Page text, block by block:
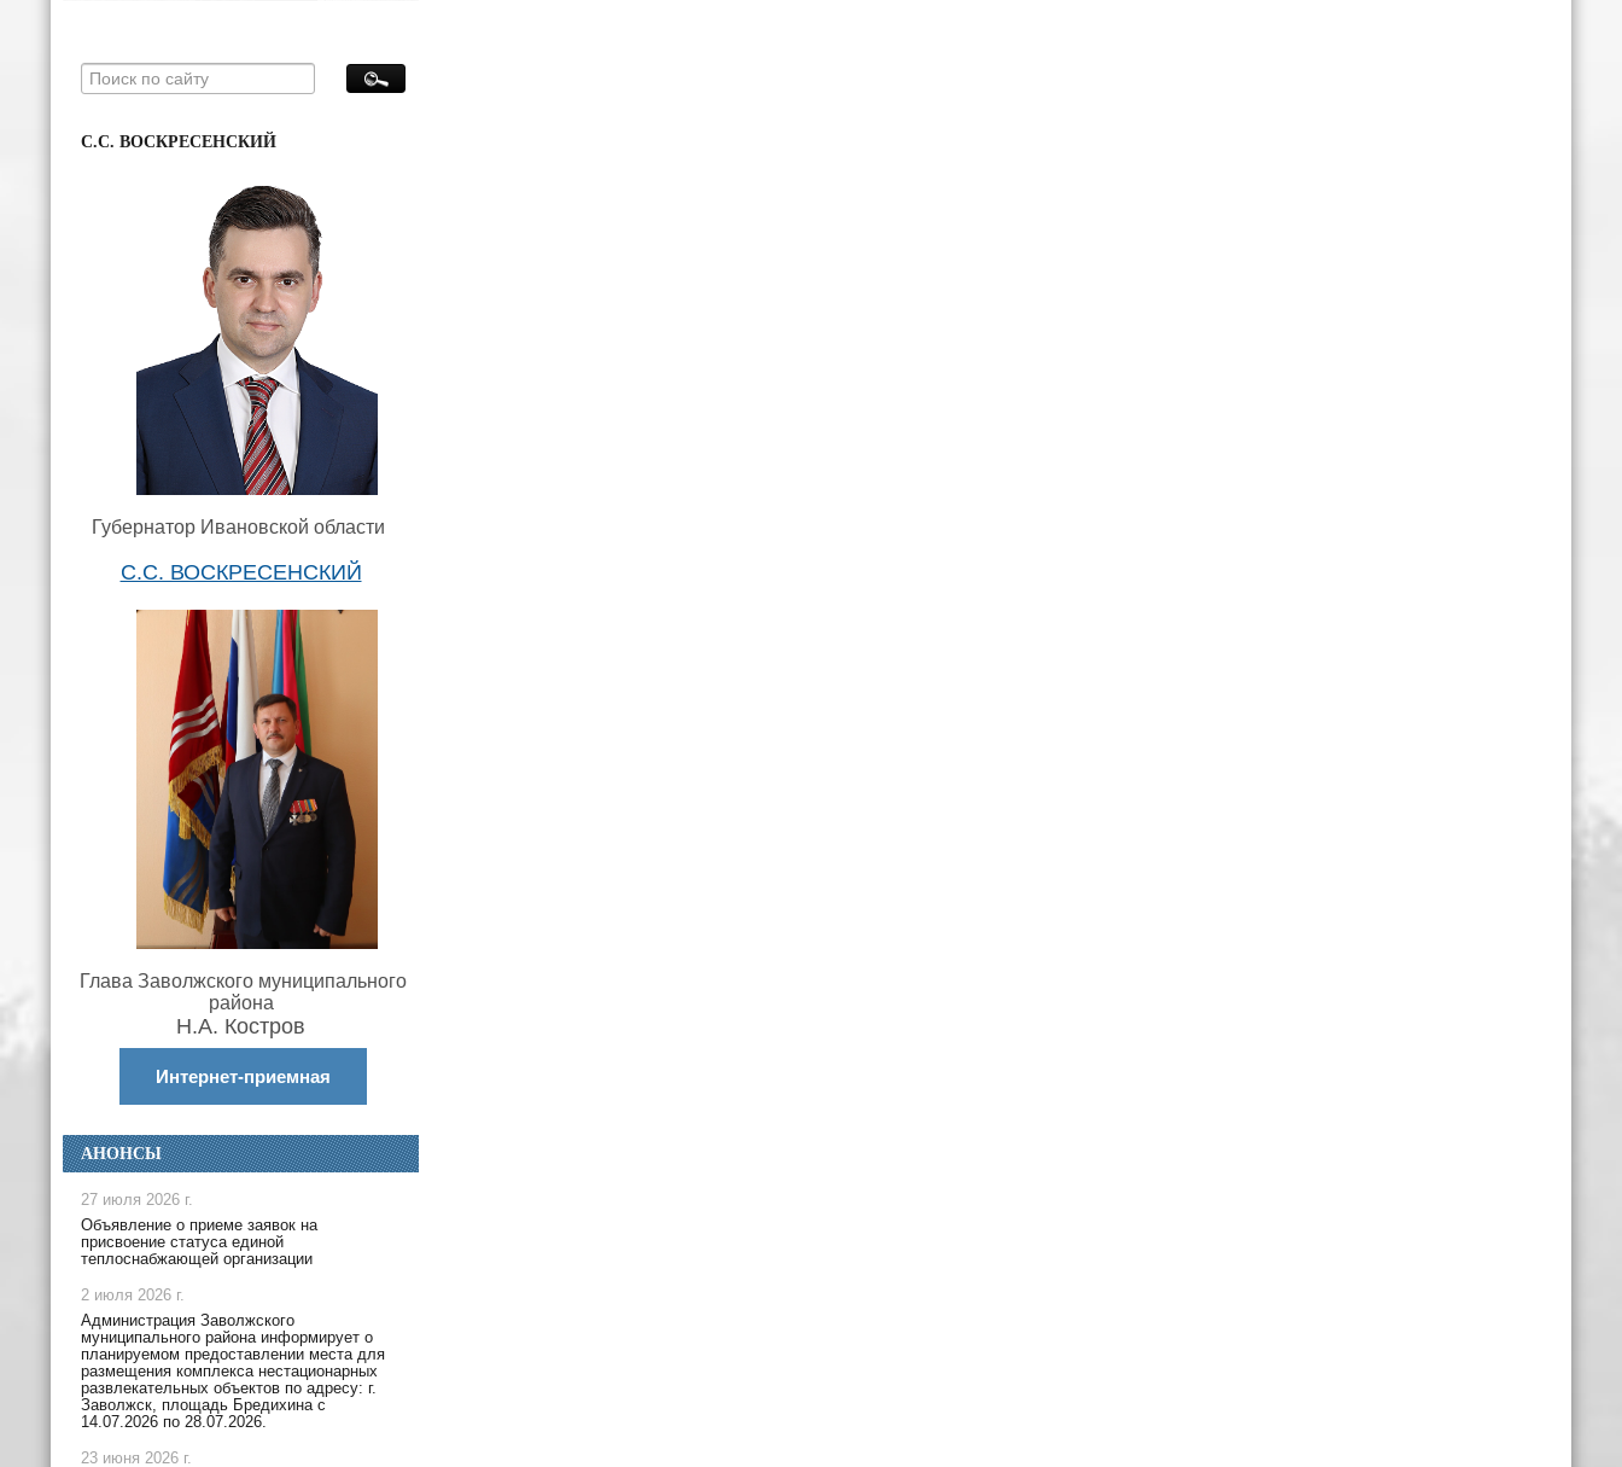
С.С. ВОСКРЕСЕНСКИЙ
Губернатор Ивановской области
С.С. ВОСКРЕСЕНСКИЙ
Глава Заволжского муниципального
района
Н.А. Костров
Интернет-приемная
АНОНСЫ
27 июля 2026 г.
Объявление о приеме заявок на
присвоение статуса единой
теплоснабжающей организации
2 июля 2026 г.
Администрация Заволжского
муниципального района информирует о
планируемом предоставлении места для
размещения комплекса нестационарных
развлекательных объектов по адресу: г.
Заволжск, площадь Бредихина с
14.07.2026 по 28.07.2026.
23 июня 2026 г.